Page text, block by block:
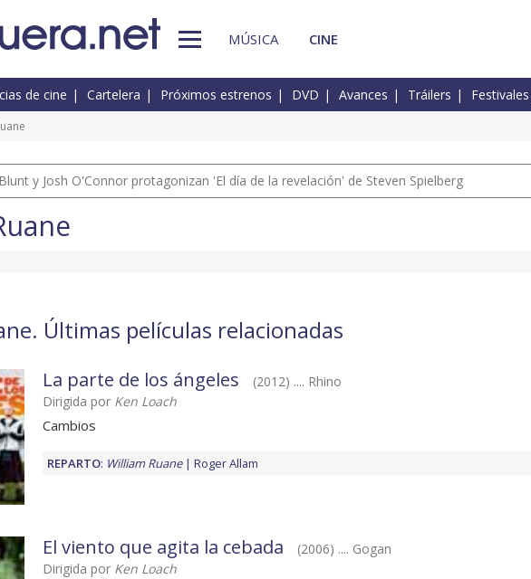
MÚSICA CINE
de cine Cartelera Próximos estrenos DVD Avances Tráilers
y Josh O'Connor protagonizan 'El día de la revelación' de Steven Spielberg
Últimas películas relacionadas
La parte de los ángeles
(2012) .... Rhino
Dirigida por Ken Loach
Cambios
REPARTO: William Ruane Roger Allam
El viento que agita la cebada
(2006) .... Gogan
Dirigida por Ken Loach